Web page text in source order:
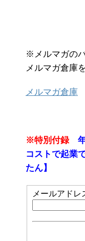
※メルマガの
メルマガ倉庫
メルマガ倉庫
※特別付録
コストで起業
たん】
メールアドレ